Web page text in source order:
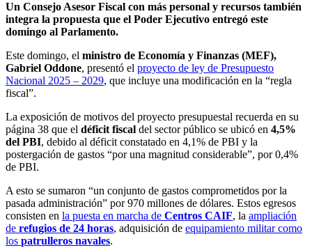
Un Consejo Asesor Fiscal con más personal y recursos también
integra la propuesta que el Poder Ejecutivo entregó este
domingo al Parlamento.
Este domingo, el ministro de Economía y Finanzas (MEF),
Gabriel Oddone, presentó el proyecto de ley de Presupuesto
Nacional 2025 – 2029, que incluye una modificación en la “regla
fiscal”.
La exposición de motivos del proyecto presupuestal recuerda en su
página 38 que el déficit fiscal del sector público se ubicó en 4,5%
del PBI, debido al déficit constatado en 4,1% de PBI y la
postergación de gastos “por una magnitud considerable”, por 0,4%
de PBI.
A esto se sumaron “un conjunto de gastos comprometidos por la
pasada administración” por 970 millones de dólares. Estos egresos
consisten en la puesta en marcha de Centros CAIF, la ampliación
de refugios de 24 horas, adquisición de equipamiento militar como
los patrulleros navales.